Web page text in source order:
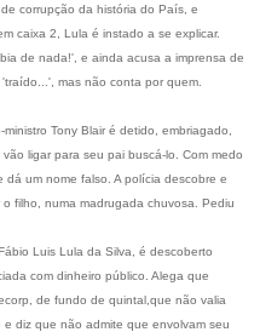
corrupção da história do País, e
caixa 2, Lula é instado a se explicar.
de nada!', e ainda acusa a imprensa de
mas não conta por quem.
Tony Blair é detido, embriagado,
ligar para seu pai buscá-lo. Com medo
um nome falso. A polícia descobre e
filho, numa madrugada chuvosa. Pediu
Luis Lula da Silva, é descoberto
com dinheiro público. Alega que
de fundo de quintal,que não valia
diz que não admite que envolvam seu